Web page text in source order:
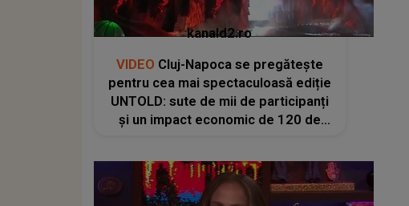
kanald2.ro
VIDEO Cluj-Napoca se pregătește
pentru cea mai spectaculoasă ediție
UNTOLD: sute de mii de participanți
și un impact economic de 120 de